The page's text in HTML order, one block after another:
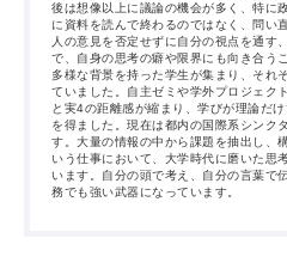
た。慶應の入試では、与えられた資料を
こまで自分の意見として展開できるかが
いに対する自分の言葉と論理の一貫性が
偏らず、背景を論理的に語れる力を鍛え
後は想像以上に議論の機会が多く、特に
に資料を読んで終わるのではなく、問い
人の意見を否定せずに自分の視点を通す
で、自身の思考の癖や限界にも向き合う
多様な背景を持った学生が集まり、それ
ていました。自主ゼミや学外プロジェク
と実4の距離感が縮まり、学びが理論だ
を得ました。現在は都内の国際系シンク